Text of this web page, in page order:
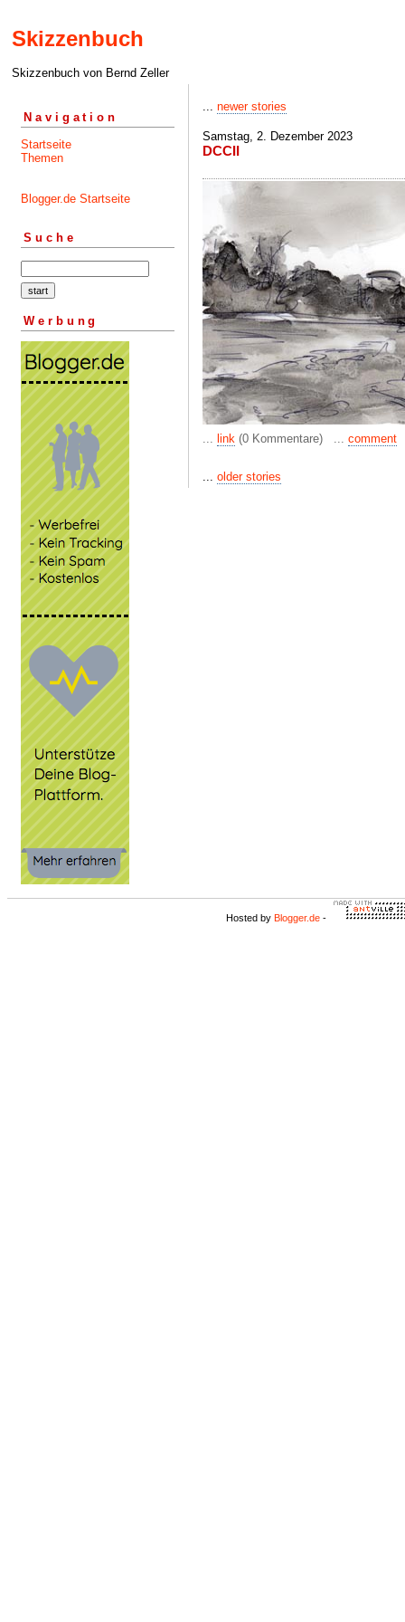
Skizzenbuch
Skizzenbuch von Bernd Zeller
Navigation
Startseite
Themen
Blogger.de Startseite
Suche
Werbung
... newer stories
Samstag, 2. Dezember 2023
DCCII
... link (0 Kommentare) ... comment
... older stories
Hosted by Blogger.de -